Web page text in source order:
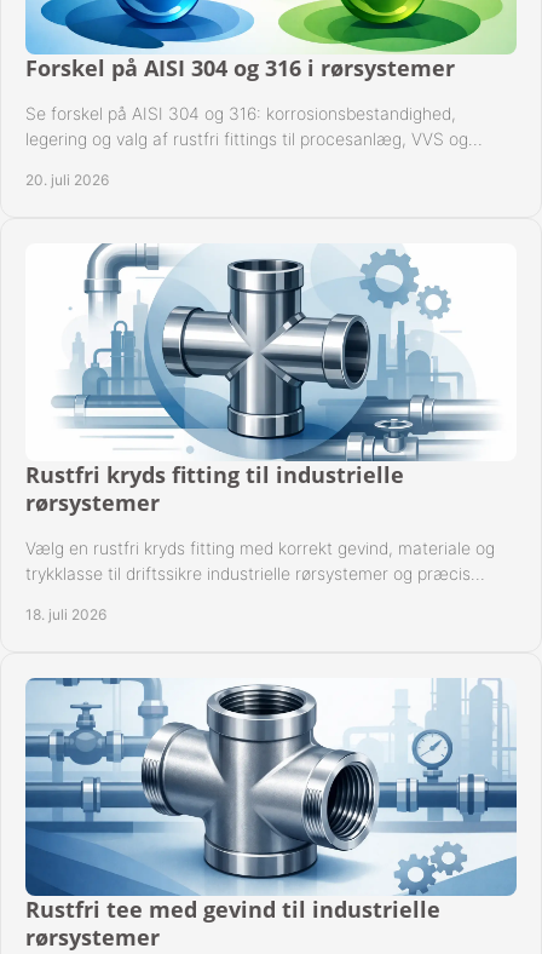
Forskel på AISI 304 og 316 i rørsystemer
Se forskel på AISI 304 og 316: korrosionsbestandighed,
legering og valg af rustfri fittings til procesanlæg, VVS og
20. juli 2026
Rustfri kryds fitting til industrielle
rørsystemer
Vælg en rustfri kryds fitting med korrekt gevind, materiale og
trykklasse til driftssikre industrielle rørsystemer og præcis
18. juli 2026
Rustfri tee med gevind til industrielle
rørsystemer